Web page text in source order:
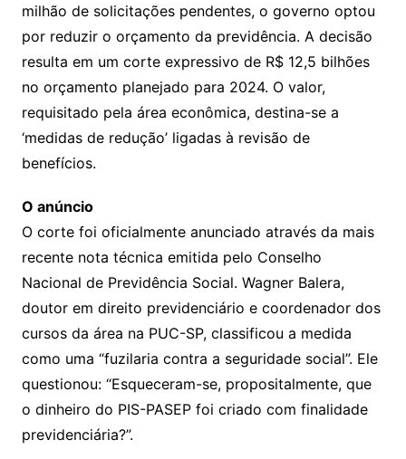
milhão de solicitações pendentes, o governo optou
por reduzir o orçamento da previdência. A decisão
resulta em um corte expressivo de R$ 12,5 bilhões
no orçamento planejado para 2024. O valor,
requisitado pela área econômica, destina-se a
‘medidas de redução’ ligadas à revisão de
benefícios.
O anúncio
O corte foi oficialmente anunciado através da mais
recente nota técnica emitida pelo Conselho
Nacional de Previdência Social. Wagner Balera,
doutor em direito previdenciário e coordenador dos
cursos da área na PUC-SP, classificou a medida
como uma “fuzilaria contra a seguridade social”. Ele
questionou: “Esqueceram-se, propositalmente, que
o dinheiro do PIS-PASEP foi criado com finalidade
previdenciária?”.